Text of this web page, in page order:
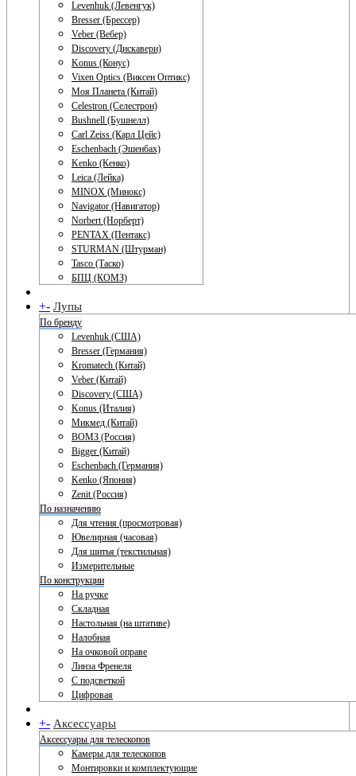
Levenhuk (Левенгук)
Bresser (Брессер)
Veber (Вебер)
Discovery (Дискавери)
Konus (Конус)
Vixen Optics (Виксен Оптикс)
Моя Планета (Китай)
Celestron (Селестрон)
Bushnell (Бушнелл)
Carl Zeiss (Карл Цейс)
Eschenbach (Эшенбах)
Kenko (Кенко)
Leica (Лейка)
MINOX (Минокс)
Navigator (Навигатор)
Norbert (Норберт)
PENTAX (Пентакс)
STURMAN (Штурман)
Tasco (Таско)
БПЦ (КОМЗ)
+- Лупы
По бренду
Levenhuk (США)
Bresser (Германия)
Kromatech (Китай)
Veber (Китай)
Discovery (США)
Konus (Италия)
Микмед (Китай)
ВОМЗ (Россия)
Bigger (Китай)
Eschenbach (Германия)
Kenko (Япония)
Zenit (Россия)
По назначению
Для чтения (просмотровая)
Ювелирная (часовая)
Для шитья (текстильная)
Измерительные
По конструкции
На ручке
Складная
Настольная (на штативе)
Налобная
На очковой оправе
Линза Френеля
С подсветкой
Цифровая
+- Аксессуары
Аксессуары для телескопов
Камеры для телескопов
Монтировки и комплектующие